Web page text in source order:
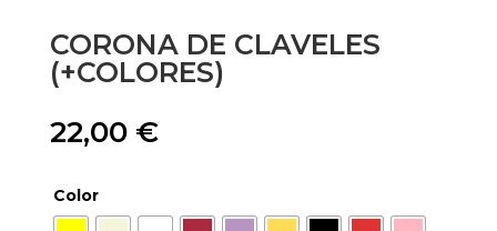
CORONA DE CLAVELES
(+COLORES)
22,00 €
Color